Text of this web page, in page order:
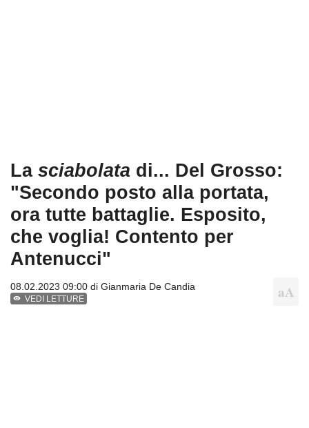
La sciabolata di... Del Grosso:
"Secondo posto alla portata,
ora tutte battaglie. Esposito,
che voglia! Contento per
Antenucci"
08.02.2023 09:00 di Gianmaria De Candia
VEDI LETTURE